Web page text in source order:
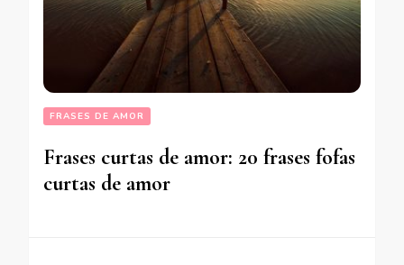
FRASES DE AMOR
Frases curtas de amor: 20 frases fofas
curtas de amor